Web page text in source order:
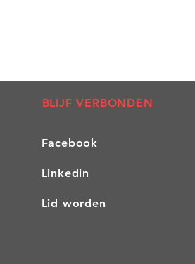
BLIJF VERBONDEN
Facebook
Linkedin
Lid worden